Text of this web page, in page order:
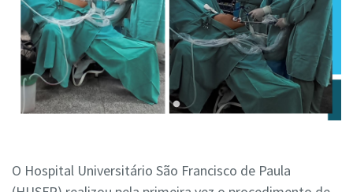
O Hospital Universitário São Francisco de Paula